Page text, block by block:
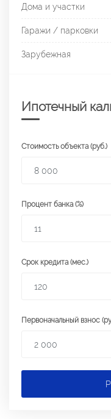
Дома и участки
Гаражи / парковки
Зарубежная
Ипотечный
Стоимость объекта (руб.)
Процент банка (%)
Срок кредита (мес.)
Первоначальный взнос